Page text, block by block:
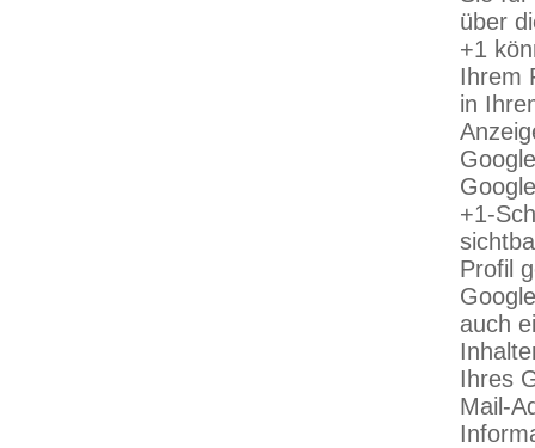
über
+1
Ihrem
in
+1-
Profil
auch
Ihres
Mail-